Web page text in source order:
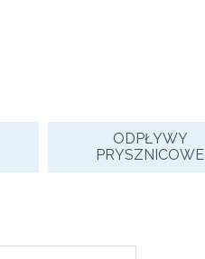
ODPŁYWY
PRYSZNICOWE